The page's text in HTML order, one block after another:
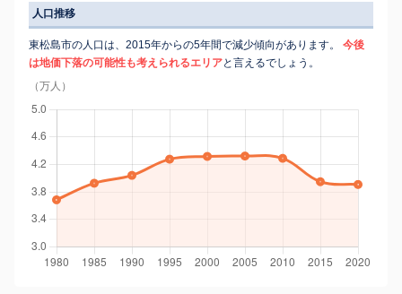
人口推移
東松島市の人口は、2015年からの5年間で減少傾向があります。
今後
は地価下落の可能性も考えられるエリアと言えるでしょう。
（万人）